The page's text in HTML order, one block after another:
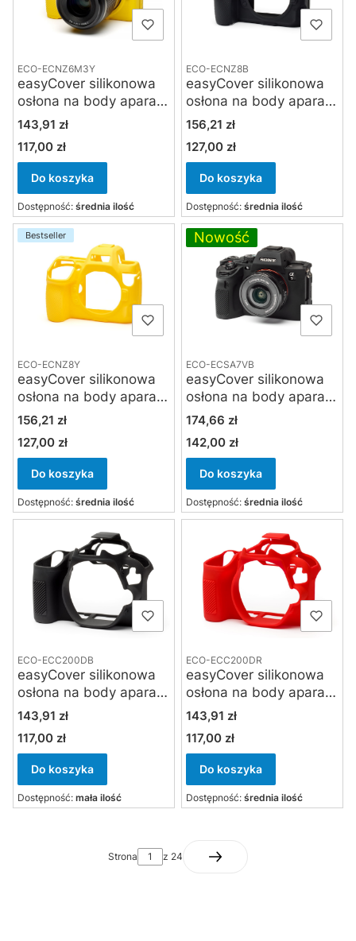
ECO-ECNZ6M3Y
easyCover silikonowa
osłona na body aparatu
Nikon Z6 III - żółta
Cena
143,91 zł
Cena
117,00 zł
Do koszyka
Dostępność: średnia ilość
ECO-ECNZ8B
easyCover silikonowa
osłona na body aparatu
Cena
156,21 zł
Cena
127,00 zł
Do koszyka
Dostępność: średnia ilość
Bestseller
ECO-ECNZ8Y
easyCover silikonowa
osłona na body aparatu
Cena
156,21 zł
Cena
127,00 zł
Do koszyka
Dostępność: średnia ilość
Nowość
ECO-ECSA7VB
easyCover silikonowa
osłona na body aparatu
Sony A7 V , Sony A7 R
VI czarna
Cena
174,66 zł
Cena
142,00 zł
Do koszyka
Dostępność: średnia ilość
ECO-ECC200DB
easyCover silikonowa
osłona na body aparatu
Canon EOS 200D /
250D / SL2 / SL3
czarna
Cena
143,91 zł
Cena
117,00 zł
Do koszyka
Dostępność: mała ilość
ECO-ECC200DR
easyCover silikonowa
osłona na body aparatu
Canon EOS 200D /
250D / SL2 / SL3
czerwona
Cena
143,91 zł
Cena
117,00 zł
Do koszyka
Dostępność: średnia ilość
Strona z 24